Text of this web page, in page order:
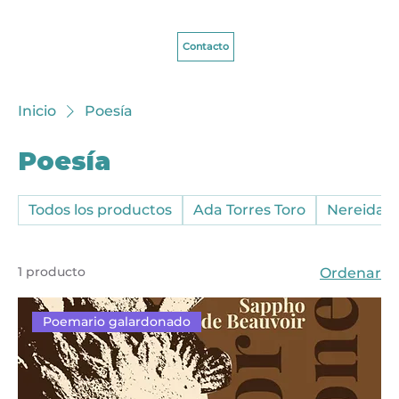
Contacto
Inicio Poesía
Poesía
Todos los productos Ada Torres Toro Nereida
1 producto Ordenar
Poemario galardonado